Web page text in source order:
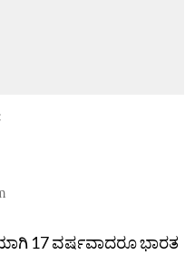
17 ವರ್ಷವಾದರೂ ಭಾರತ